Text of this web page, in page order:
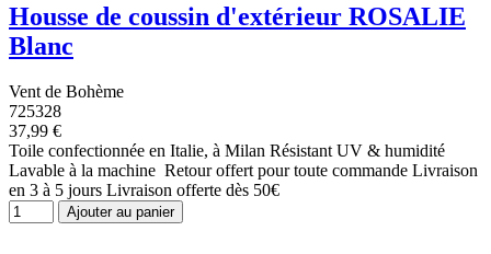
Housse de coussin d'extérieur ROSALIE
Blanc
Vent de Bohème
725328
37,99 €
Toile confectionnée en Italie, à Milan Résistant UV & humidité
Lavable à la machine Retour offert pour toute commande Livraison
en 3 à 5 jours Livraison offerte dès 50€
Ajouter au panier